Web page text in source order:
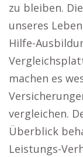
zu bleiben.
unseres
Hilfe-
machen es
vergleichen.
Überblick
Leistungs-